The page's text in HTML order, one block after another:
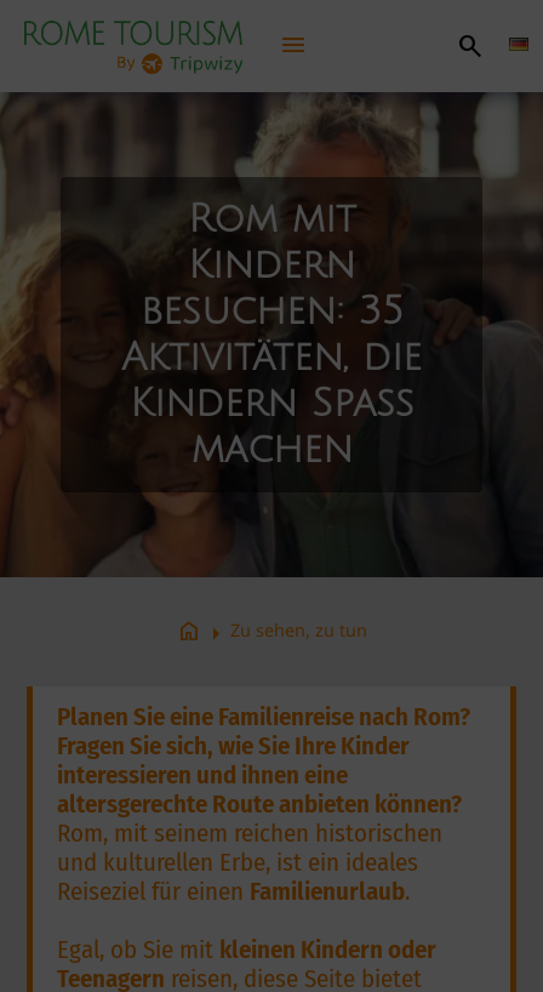
menu
Rom entdecken
Sehenswürdigkeiten, Aktivitäten
Unterhaltung
Jubiläum 2025
search
Rom mit
Kindern
besuchen: 35
Aktivitäten, die
Kindern Spaß
machen
home arrow_right Zu sehen, zu tun
Planen Sie eine Familienreise nach Rom?
Fragen Sie sich, wie Sie Ihre Kinder
interessieren und ihnen eine
altersgerechte Route anbieten können?
Rom, mit seinem reichen historischen
und kulturellen Erbe, ist ein ideales
Reiseziel für einen Familienurlaub.
Egal, ob Sie mit kleinen Kindern oder
Teenagern reisen, diese Seite bietet